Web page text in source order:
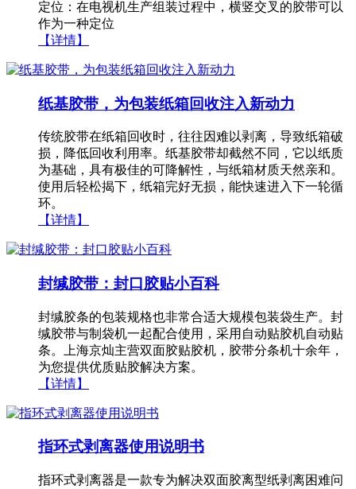
定位：在电视机生产组装过程中，横竖交叉的胶带可以
作为一种定位
【详情】
纸基胶带，为包装纸箱回收注入新动力
传统胶带在纸箱回收时，往往因难以剥离，导致纸箱破
损，降低回收利用率。纸基胶带却截然不同，它以纸质
为基础，具有极佳的可降解性，与纸箱材质天然亲和。
使用后轻松揭下，纸箱完好无损，能快速进入下一轮循
环。
【详情】
封缄胶带：封口胶贴小百科
封缄胶条的包装规格也非常合适大规模包装袋生产。封
缄胶带与制袋机一起配合使用，采用自动贴胶机自动贴
条。上海京灿主营双面胶贴胶机​，胶带分条机十余年，
为您提供优质贴胶解决方案。
【详情】
指环式剥离器使用说明书
指环式剥离器是一款专为解决双面胶离型纸剥离困难问